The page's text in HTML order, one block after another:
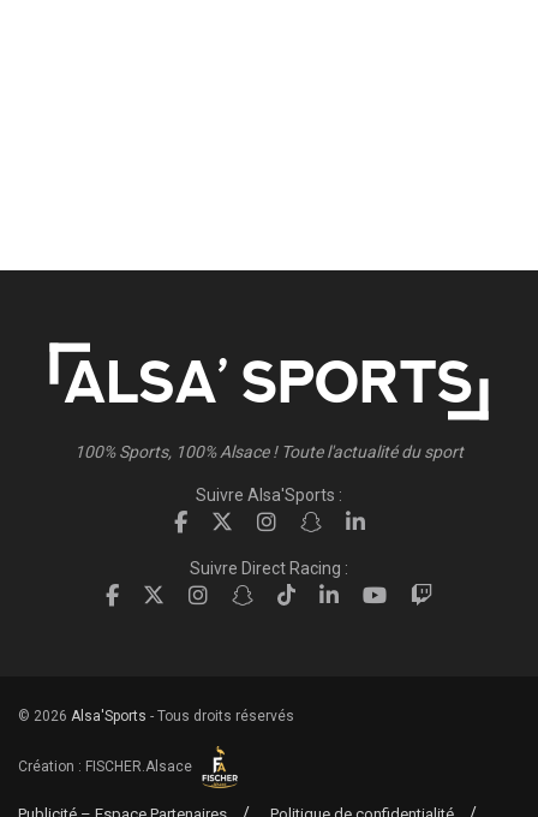
100% Sports, 100% Alsace ! Toute l'actualité du sport
Suivre Alsa'Sports :
Suivre Direct Racing :
© 2026 Alsa'Sports - Tous droits réservés
Création : FISCHER.Alsace